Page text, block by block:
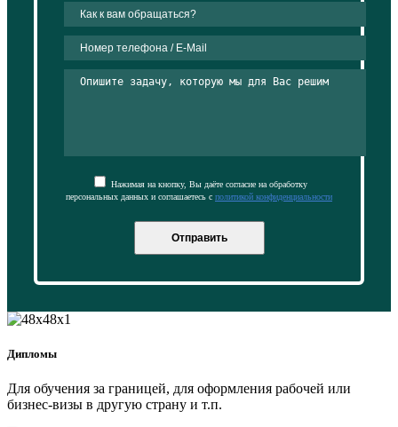
Нажимая на кнопку, Вы даёте согласие на обработку
персональных данных и соглашаетесь с политикой конфиденциальности
Отправить
Дипломы
Для обучения за границей, для оформления рабочей или
бизнес-визы в другую страну и т.п.